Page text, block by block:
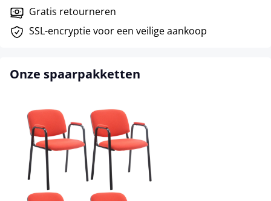
Gratis retourneren
SSL-encryptie voor een veilige aankoop
Onze spaarpakketten